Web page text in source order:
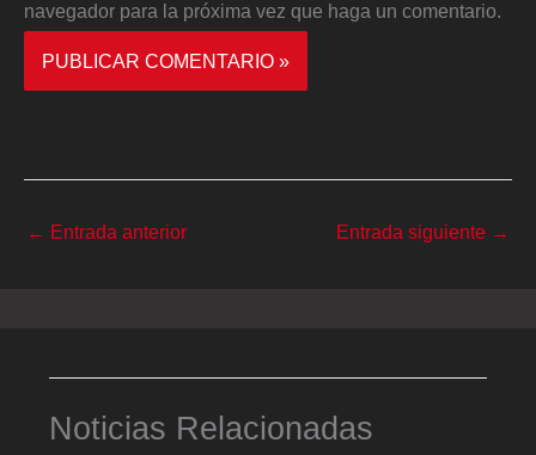
navegador para la próxima vez que haga un comentario.
← Entrada anterior Entrada siguiente →
Noticias Relacionadas